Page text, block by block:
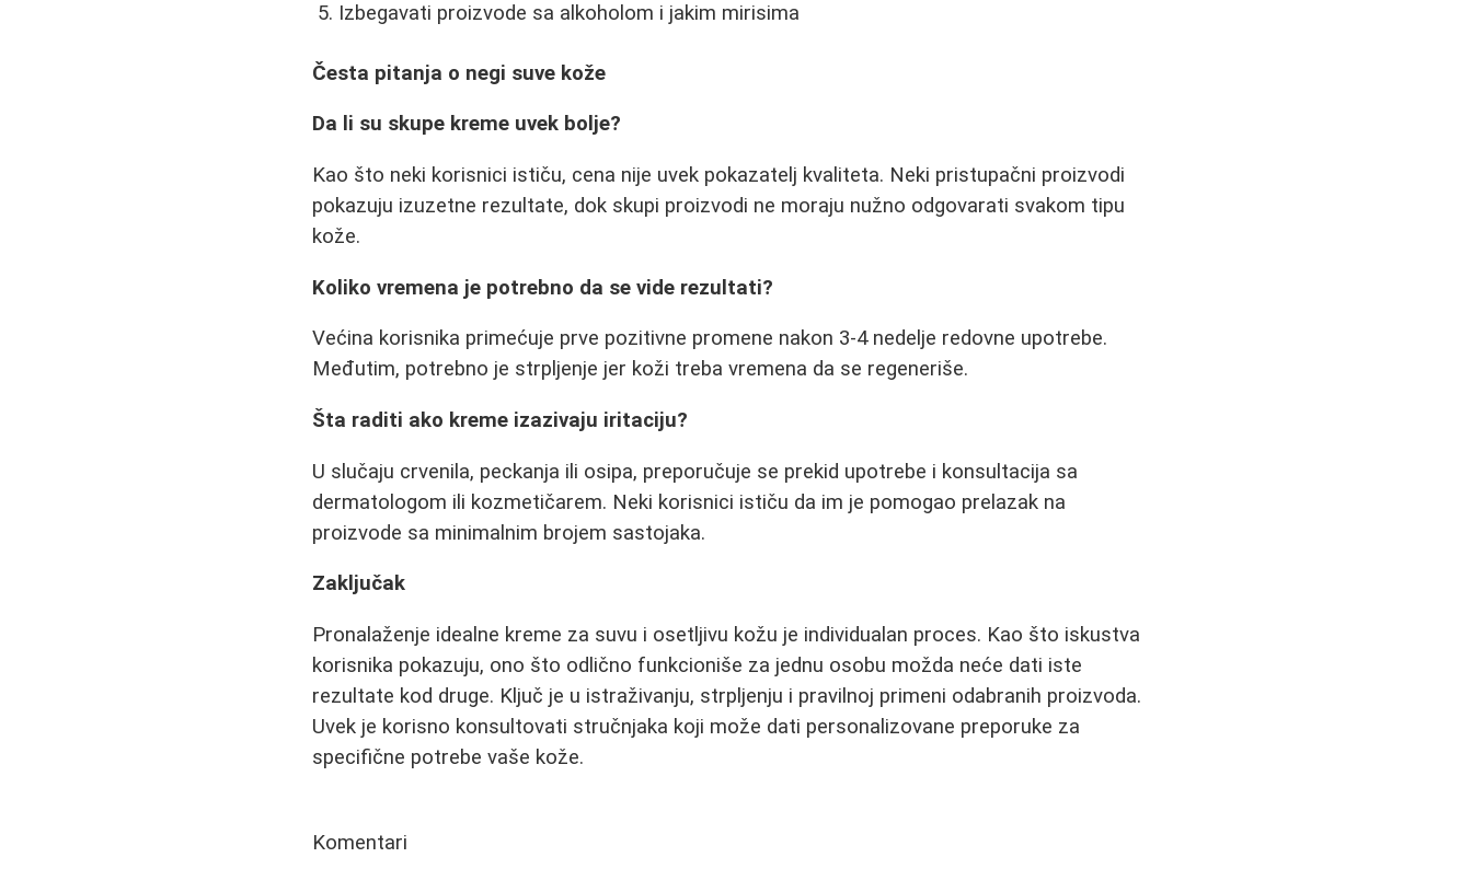
Izbegavati proizvode sa alkoholom i jakim mirisima
Česta pitanja o negi suve kože
Da li su skupe kreme uvek bolje?
Kao što neki korisnici ističu, cena nije uvek pokazatelj kvaliteta. Neki pristupačni proizvodi
pokazuju izuzetne rezultate, dok skupi proizvodi ne moraju nužno odgovarati svakom tipu
kože.
Koliko vremena je potrebno da se vide rezultati?
Većina korisnika primećuje prve pozitivne promene nakon 3-4 nedelje redovne upotrebe.
Međutim, potrebno je strpljenje jer koži treba vremena da se regeneriše.
Šta raditi ako kreme izazivaju iritaciju?
U slučaju crvenila, peckanja ili osipa, preporučuje se prekid upotrebe i konsultacija sa
dermatologom ili kozmetičarem. Neki korisnici ističu da im je pomogao prelazak na
proizvode sa minimalnim brojem sastojaka.
Zaključak
Pronalaženje idealne kreme za suvu i osetljivu kožu je individualan proces. Kao što iskustva
korisnika pokazuju, ono što odlično funkcioniše za jednu osobu možda neće dati iste
rezultate kod druge. Ključ je u istraživanju, strpljenju i pravilnoj primeni odabranih proizvoda.
Uvek je korisno konsultovati stručnjaka koji može dati personalizovane preporuke za
specifične potrebe vaše kože.
Komentari